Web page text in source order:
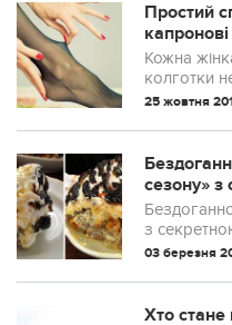
Простий
рвалися!
Кожна
колготки
і
25 жовтня
сезону» з
стола
відразу 2
піде, не
з
миттєво,
03 березня
Хто стане